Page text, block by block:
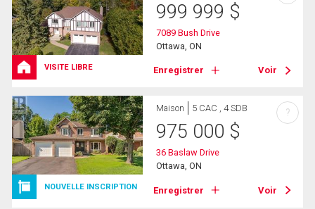
VISITE LIBRE
999 999 $
7089 Bush Drive
Ottawa, ON
Enregistrer Voir
NOUVELLE INSCRIPTION
Maison 5 CAC , 4 SDB
975 000 $
36 Baslaw Drive
Ottawa, ON
Enregistrer Voir
?